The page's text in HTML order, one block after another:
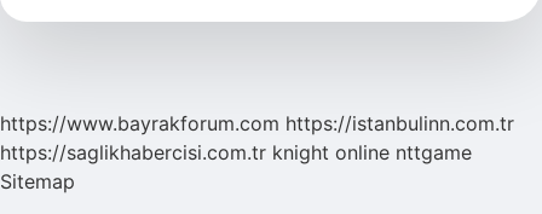
Kullanılır
https://www.bayrakforum.com https://istanbulinn.com.tr
https://saglikhabercisi.com.tr knight online nttgame
Sitemap